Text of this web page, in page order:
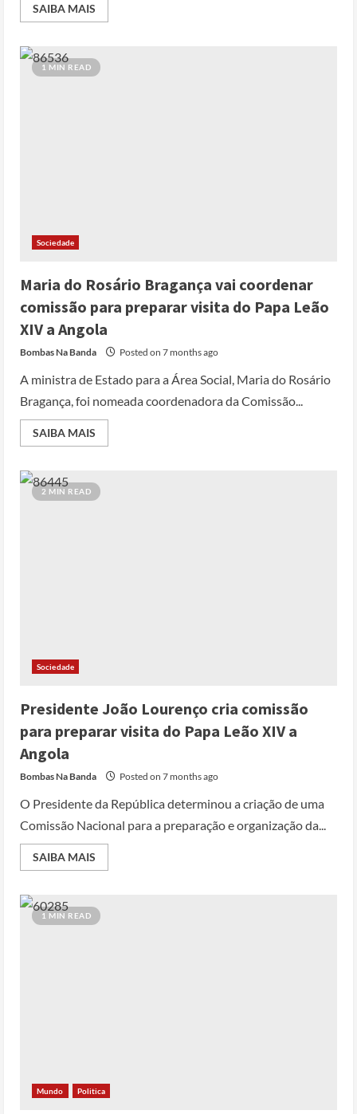
SAIBA MAIS
1 MIN READ
Sociedade
Maria do Rosário Bragança vai coordenar
comissão para preparar visita do Papa Leão
XIV a Angola
Bombas Na Banda Posted on 7 months ago
A ministra de Estado para a Área Social, Maria do Rosário
Bragança, foi nomeada coordenadora da Comissão...
SAIBA MAIS
2 MIN READ
Sociedade
Presidente João Lourenço cria comissão
para preparar visita do Papa Leão XIV a
Angola
Bombas Na Banda Posted on 7 months ago
O Presidente da República determinou a criação de uma
Comissão Nacional para a preparação e organização da...
SAIBA MAIS
1 MIN READ
Mundo Politica